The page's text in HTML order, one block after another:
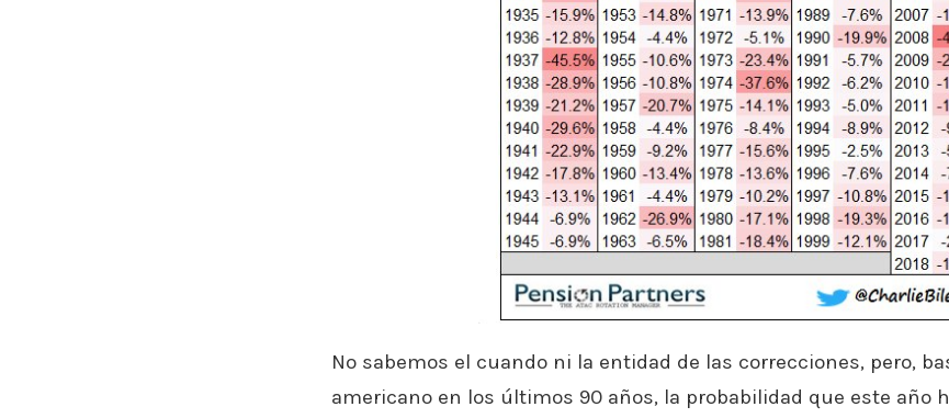
No sabemos el cuando ni la entidad de las correcciones, pero,
americano en los últimos 90 años, la probabilidad que este año